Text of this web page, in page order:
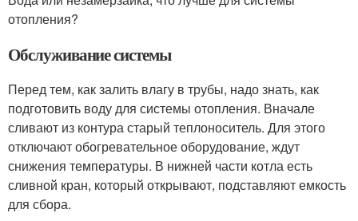
отопления?
Обслуживание системы
Перед тем, как залить влагу в трубы, надо знать, как
подготовить воду для системы отопления. Вначале
сливают из контура старый теплоноситель. Для этого
отключают обогревательное оборудование, ждут
снижения температуры. В нижней части котла есть
сливной кран, который открывают, подставляют емкость
для сбора.